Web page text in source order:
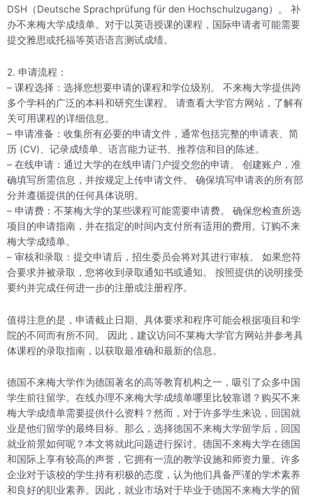
DSH（Deutsche Sprachprüfung für den Hochschulzugang）。 补
办不来梅大学成绩单。对于以英语授课的课程，国际申请者可能需要
提交雅思或托福等英语语言测试成绩。
2. 申请流程：
– 课程选择：选择您想要申请的课程和学位级别。 不来梅大学提供跨
多个学科的广泛的本科和研究生课程。 请查看大学官方网站，了解有
关可用课程的详细信息。
– 申请准备：收集所有必要的申请文件，通常包括完整的申请表、简
历 (CV)、记录成绩单、语言能力证书、推荐信和目的陈述。
– 在线申请：通过大学的在线申请门户提交您的申请。 创建账户，准
确填写所需信息，并按规定上传申请文件。 确保填写申请表的所有部
分并遵循提供的任何具体说明。
– 申请费：不莱梅大学的某些课程可能需要申请费。 确保您检查所选
项目的申请指南，并在指定的时间内支付所有适用的费用。订购不来
梅大学成绩单。
– 审核和录取：提交申请后，招生委员会将对其进行审核。 如果您符
合要求并被录取，您将收到录取通知书或通知。 按照提供的说明接受
要约并完成任何进一步的注册或注册程序。
值得注意的是，申请截止日期、具体要求和程序可能会根据项目和学
院的不同而有所不同。 因此，建议访问不莱梅大学官方网站并参考具
体课程的录取指南，以获取最准确和最新的信息。
德国不来梅大学作为德国著名的高等教育机构之一，吸引了众多中国
学生前往留学。在线办理不来梅大学成绩单哪里比较靠谱？购买不来
梅大学成绩单需要提供什么资料？然而，对于许多学生来说，回国就
业是他们留学的最终目标。那么，选择德国不来梅大学留学后，回国
就业前景如何呢？本文将就此问题进行探讨。德国不来梅大学在德国
和国际上享有较高的声誉，它拥有一流的教学设施和师资力量。许多
企业对于该校的学生持有积极的态度，认为他们具备严谨的学术素养
和良好的职业素养。因此，就业市场对于毕业于德国不来梅大学的留